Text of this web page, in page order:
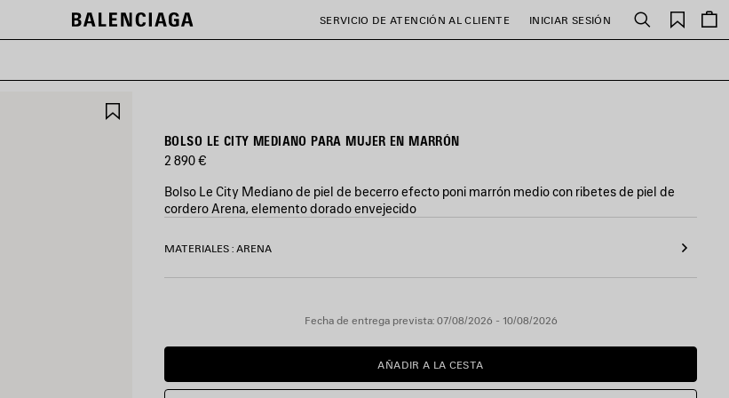
SERVICIO DE ATENCIÓN AL CLIENTE INICIAR SESIÓN Buscar
FAVORITOSBOLSO LE CITY MEDIANO PARA MUJER EN MARRÓN
2 890 €
Bolso Le City Mediano de piel de becerro efecto poni marrón medio con ribetes de piel de
cordero Arena, elemento dorado envejecido
COLORES
MATERIALES : ARENA
Fecha de entrega prevista: 07/08/2026 - 10/08/2026
AÑADIR
A
AÑADIR A LA CESTA
POR
FAVOR,